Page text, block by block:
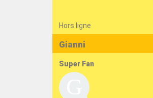
Hors ligne
Gianni
Super Fan